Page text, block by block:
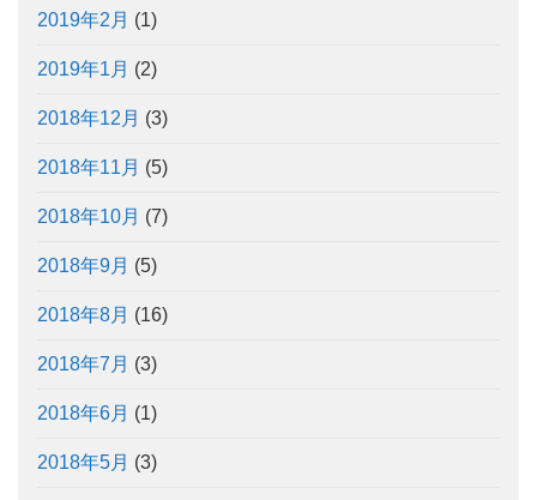
2019年2月 (1)
2019年1月 (2)
2018年12月 (3)
2018年11月 (5)
2018年10月 (7)
2018年9月 (5)
2018年8月 (16)
2018年7月 (3)
2018年6月 (1)
2018年5月 (3)